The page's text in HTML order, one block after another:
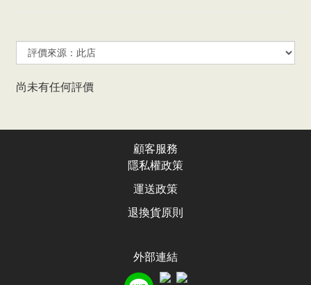
尚未有任何評價
顧客服務
隱私權政策
運送政策
退換貨原則
外部連結